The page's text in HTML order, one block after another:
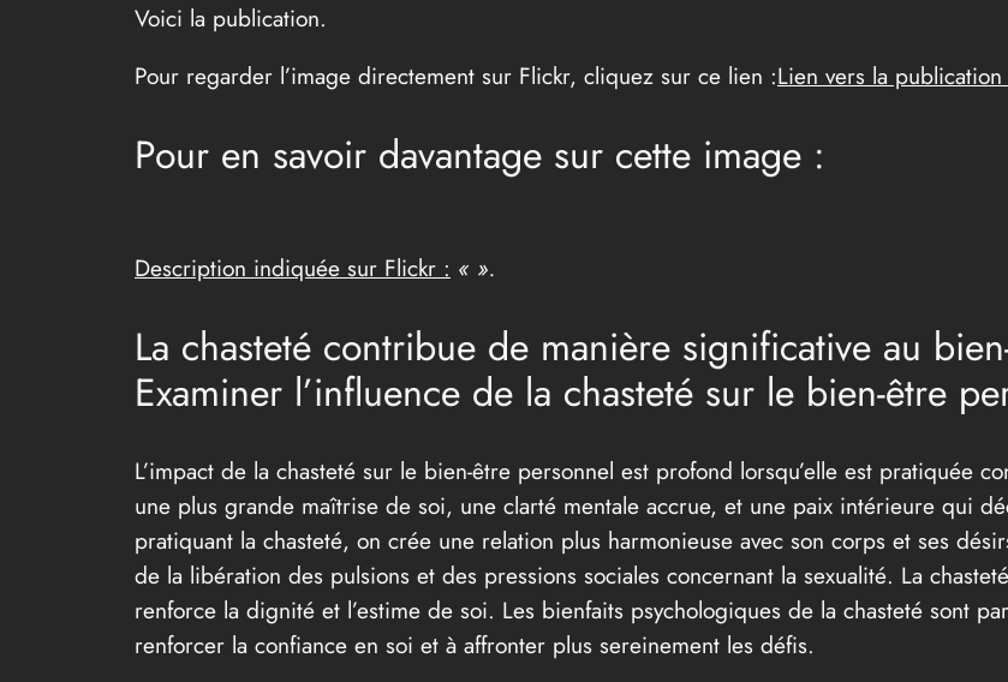
Voici la publication.
Pour regarder l’image directement sur Flickr, cliquez sur ce lien :Lien vers la
Pour en savoir davantage sur cette image :
Description indiquée sur Flickr : « ».
La chasteté contribue de manière significative au
Examiner l’influence de la chasteté sur le bien-être
L’impact de la chasteté sur le bien-être personnel est profond lorsqu’elle est pratiquée
une plus grande maîtrise de soi, une clarté mentale accrue, et une paix intérieure qui
pratiquant la chasteté, on crée une relation plus harmonieuse avec son corps et ses
de la libération des pulsions et des pressions sociales concernant la sexualité. La
renforce la dignité et l’estime de soi. Les bienfaits psychologiques de la chasteté sont
renforcer la confiance en soi et à affronter plus sereinement les défis.